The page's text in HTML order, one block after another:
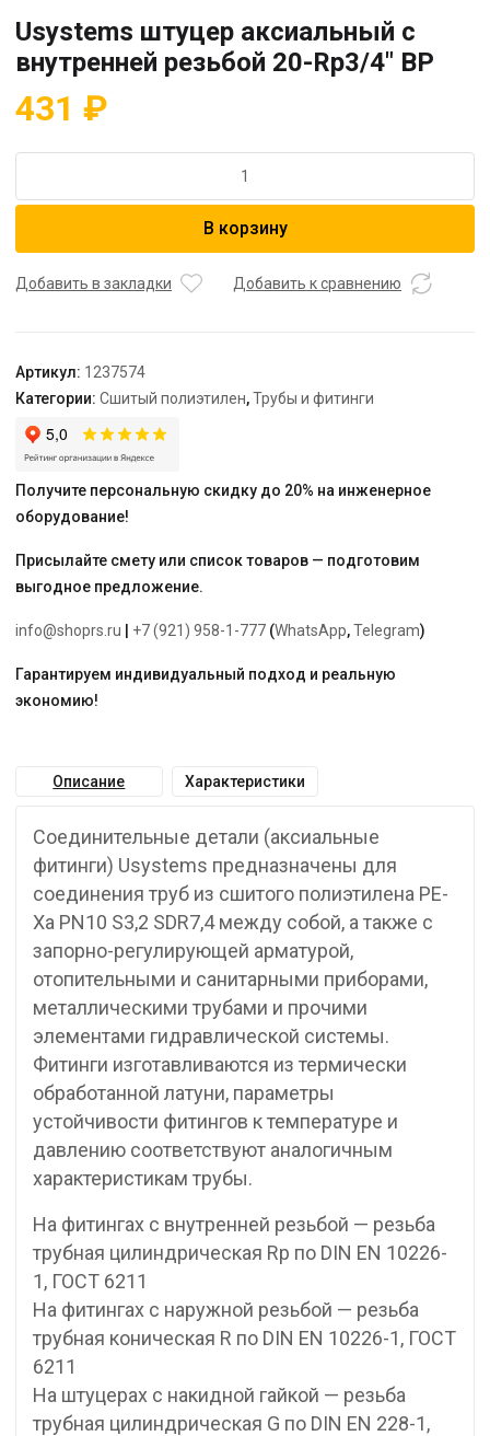
Usystems штуцер аксиальный с
внутренней резьбой 20-Rp3/4″ ВР
431 ₽
Usystems
с
Rp3/4"
ВР
В корзину
Добавить в закладки Добавить к сравнению
Артикул: 1237574
Категории: Сшитый полиэтилен,Трубы и фитинги
Получите персональную скидку до 20% на инженерное
оборудование!
Присылайте смету или список товаров — подготовим
выгодное предложение.
info@shoprs.ru +7 (921) 958-1-777 (WhatsApp,Telegram)
Гарантируем индивидуальный подход и реальную
экономию!
Описание Характеристики
Соединительные детали (аксиальные
фитинги) Usystems предназначены для
соединения труб из сшитого полиэтилена PE-
Xa PN10 S3,2 SDR7,4 между собой, а также с
запорно-регулирующей арматурой,
отопительными и санитарными приборами,
металлическими трубами и прочими
элементами гидравлической системы.
Фитинги изготавливаются из термически
обработанной латуни, параметры
устойчивости фитингов к температуре и
давлению соответствуют аналогичным
характеристикам трубы.
На фитингах с внутренней резьбой — резьба
трубная цилиндрическая Rp по DIN EN 10226-
1, ГОСТ 6211
На фитингах с наружной резьбой — резьба
трубная коническая R по DIN EN 10226-1, ГОСТ
6211
На штуцерах с накидной гайкой — резьба
трубная цилиндрическая G по DIN EN 228-1,